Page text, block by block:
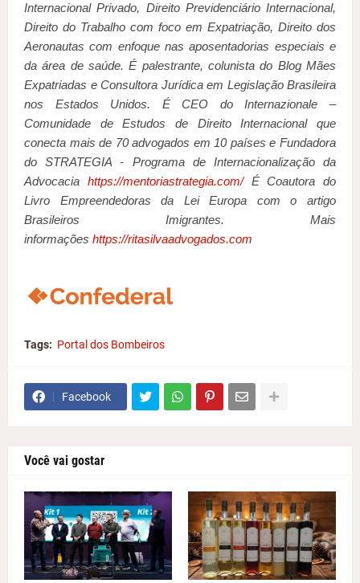
Internacional Privado, Direito Previdenciário Internacional,
Direito do Trabalho com foco em Expatriação, Direito dos
Aeronautas com enfoque nas aposentadorias especiais e
da área de saúde. É palestrante, colunista do Blog Mães
Expatriadas e Consultora Jurídica em Legislação Brasileira
nos Estados Unidos. É CEO do Internazionale –
Comunidade de Estudos de Direito Internacional que
conecta mais de 70 advogados em 10 países e Fundadora
do STRATEGIA - Programa de Internacionalização da
Advocacia https://mentoriastrategia.com/É Coautora do
Livro Empreendedoras da Lei Europa com o artigo
Brasileiros Imigrantes. Mais
informações https://ritasilvaadvogados.com
Tags: Portal dos Bombeiros
Facebook
Você vai gostar